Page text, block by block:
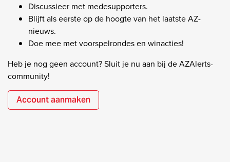
Discussieer met medesupporters.
Blijft als eerste op de hoogte van het laatste AZ-
nieuws.
Doe mee met voorspelrondes en winacties!
Heb je nog geen account? Sluit je nu aan bij de AZAlerts-
community!
Account aanmaken